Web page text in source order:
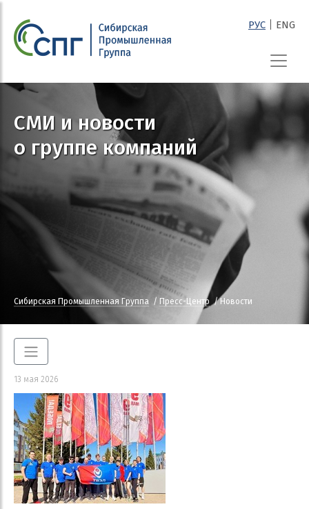
РУС ENG
СМИ и новости
о группе компаний
Сибирская Промышленная Группа Пресс-Центр Новости
13 мая 2026